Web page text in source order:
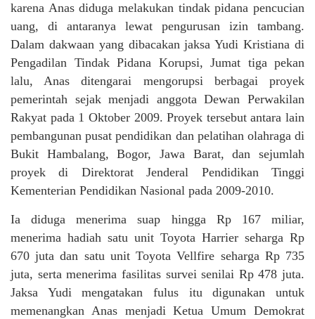
karena Anas diduga melakukan tindak pidana pencucian
uang, di antaranya lewat pengurusan izin tambang.
Dalam dakwaan yang dibacakan jaksa Yudi Kristiana di
Pengadilan Tindak Pidana Korupsi, Jumat tiga pekan
lalu, Anas ditengarai mengorupsi berbagai proyek
pemerintah sejak menjadi anggota Dewan Perwakilan
Rakyat pada 1 Oktober 2009. Proyek tersebut antara lain
pembangunan pusat pendidikan dan pelatihan olahraga di
Bukit Hambalang, Bogor, Jawa Barat, dan sejumlah
proyek di Direktorat Jenderal Pendidikan Tinggi
Kementerian Pendidikan Nasional pada 2009-2010.
Ia diduga menerima suap hingga Rp 167 miliar,
menerima hadiah satu unit Toyota Harrier seharga Rp
670 juta dan satu unit Toyota Vellfire seharga Rp 735
juta, serta menerima fasilitas survei senilai Rp 478 juta.
Jaksa Yudi mengatakan fulus itu digunakan untuk
memenangkan Anas menjadi Ketua Umum Demokrat